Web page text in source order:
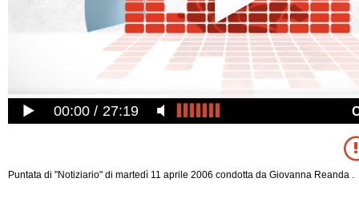
00:00 27:19
Puntata di "Notiziario" di martedì 11 aprile 2006 condotta da Giovanna Reanda .